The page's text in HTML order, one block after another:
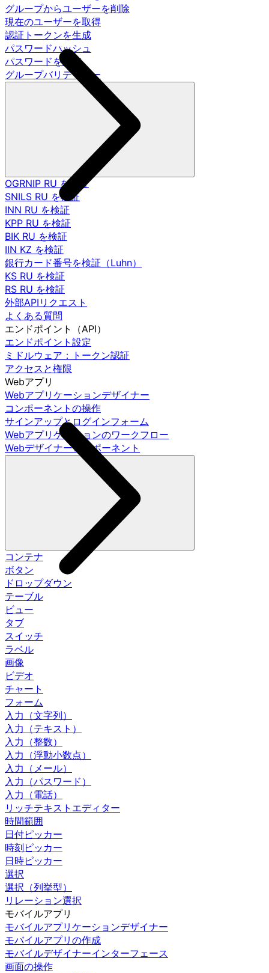
グループからユーザーを削除
現在のユーザーを取得
認証トークンを生成
パスワードハッシュ
パスワードを調査
グループバリデーター
OGRNIP RU を検証
SNILS RU を検証
INN RU を検証
KPP RU を検証
BIK RU を検証
IIN KZ を検証
銀行カード番号を検証（Luhn）
KS RU を検証
RS RU を検証
外部APIリクエスト
よくある質問
エンドポイント（API）
エンドポイント設定
ミドルウェア：トークン認証
アクセスと権限
Webアプリ
Webアプリケーションデザイナー
コンポーネントの操作
サインアップとログインフォーム
Webアプリケーションのワークフロー
Webデザイナーコンポーネント
コンテナ
ボタン
ドロップダウン
テーブル
ビュー
タブ
スイッチ
ラベル
画像
ビデオ
チャート
フォーム
入力（文字列）
入力（テキスト）
入力（整数）
入力（浮動小数点）
入力（メール）
入力（パスワード）
入力（電話）
リッチテキストエディター
時間範囲
日付ピッカー
時刻ピッカー
日時ピッカー
選択
選択（列挙型）
リレーション選択
モバイルアプリ
モバイルアプリケーションデザイナー
モバイルアプリの作成
モバイルデザイナーインターフェース
画面の操作